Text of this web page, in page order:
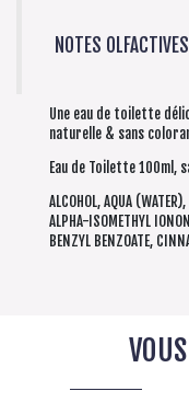
NOTES OLFACTIVES
Une eau de toilette
naturelle & sans
Eau de Toilette 100ml,
ALCOHOL, AQUA
ALPHA-ISOMETHYL
BENZYL BENZOATE,